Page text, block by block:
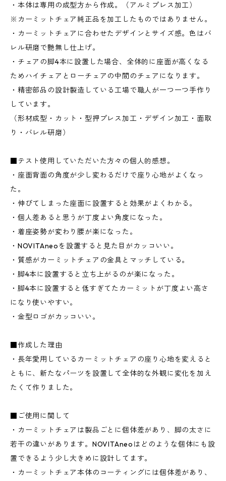
・本体は専用の成型方から作成。（アルミプレス加工）
※カーミットチェア純正品を加工したものではありません。
・カーミットチェアに合わせたデザインとサイズ感。色はバ
レル研磨で艶無し仕上げ。
・チェアの脚4本に設置した場合、全体的に座面が高くなる
ためハイチェアとローチェアの中間のチェアになります。
・精密部品の設計製造している工場で職人が一つ一つ手作り
しています。
（形材成型・カット・型押プレス加工・デザイン加工・面取
り・バレル研磨）
■テスト使用していただいた方々の個人的感想。
・座面背面の角度が少し変わるだけで座り心地がよくなっ
た。
・伸びてしまった座面に設置すると効果がよくわかる。
・個人差あると思うが丁度よい角度になった。
・着座姿勢が変わり腰が楽になった。
・NOVITAneoを設置すると見た目がカッコいい。
・質感がカーミットチェアの金具とマッチしている。
・脚4本に設置すると立ち上がるのが楽になった。
・脚4本に設置すると低すぎてたカーミットが丁度よい高さ
になり使いやすい。
・金型ロゴがカッコいい。
■作成した理由
・長年愛用しているカーミットチェアの座り心地を変えると
ともに、新たなパーツを設置して全体的な外観に変化を加え
たくて作りました。
■ご使用に関して
・カーミットチェアは製品ごとに個体差があり、脚の太さに
若干の違いがあります。NOVITAneoはどのような個体にも設
置できるよう少し大きめに設計してます。
・カーミットチェア本体のコーティングには個体差があり、